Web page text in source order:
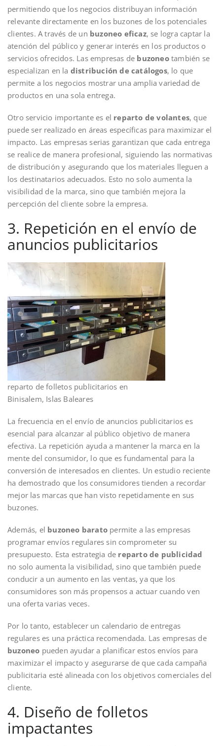
permitiendo que los negocios distribuyan información
relevante directamente en los buzones de los potenciales
clientes. A través de un buzoneo eficaz, se logra captar la
atención del público y generar interés en los productos o
servicios ofrecidos. Las empresas de buzoneotambién se
especializan en la distribución de catálogos, lo que
permite a los negocios mostrar una amplia variedad de
productos en una sola entrega.
Otro servicio importante es el reparto de volantes, que
puede ser realizado en áreas específicas para maximizar el
impacto. Las empresas serias garantizan que cada entrega
se realice de manera profesional, siguiendo las normativas
de distribución y asegurando que los materiales lleguen a
los destinatarios adecuados. Esto no solo aumenta la
visibilidad de la marca, sino que también mejora la
percepción del cliente sobre la empresa.
3. Repetición en el envío de
anuncios publicitarios
reparto de folletos publicitarios en
Binisalem, Islas Baleares
La frecuencia en el envío de anuncios publicitarios es
esencial para alcanzar al público objetivo de manera
efectiva. La repetición ayuda a mantener la marca en la
mente del consumidor, lo que es fundamental para la
conversión de interesados en clientes. Un estudio reciente
ha demostrado que los consumidores tienden a recordar
mejor las marcas que han visto repetidamente en sus
buzones.
Además, el buzoneo barato permite a las empresas
programar envíos regulares sin comprometer su
presupuesto. Esta estrategia de reparto de publicidad
no solo aumenta la visibilidad, sino que también puede
conducir a un aumento en las ventas, ya que los
consumidores son más propensos a actuar cuando ven
una oferta varias veces.
Por lo tanto, establecer un calendario de entregas
regulares es una práctica recomendada. Las empresas de
buzoneo pueden ayudar a planificar estos envíos para
maximizar el impacto y asegurarse de que cada campaña
publicitaria esté alineada con los objetivos comerciales del
cliente.
4. Diseño de folletos
impactantes